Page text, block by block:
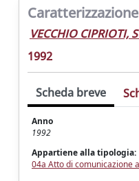
VECCHIO CIPRIOTI,
1992
Scheda breve
Anno
1992
Appartiene alla tipologia:
04a Atto di comunicazione